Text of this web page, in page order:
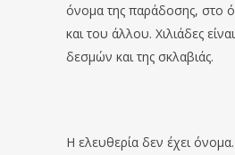
όνομα της παράδοσης, στο
και του άλλου. Χιλιάδες
δεσμών και της σκλαβιάς.
Η ελευθερία δεν έχει